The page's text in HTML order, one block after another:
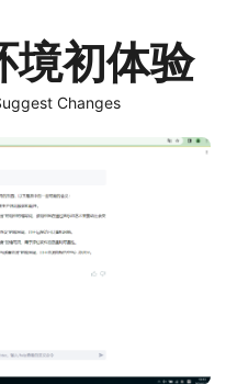
境初体验
Changes